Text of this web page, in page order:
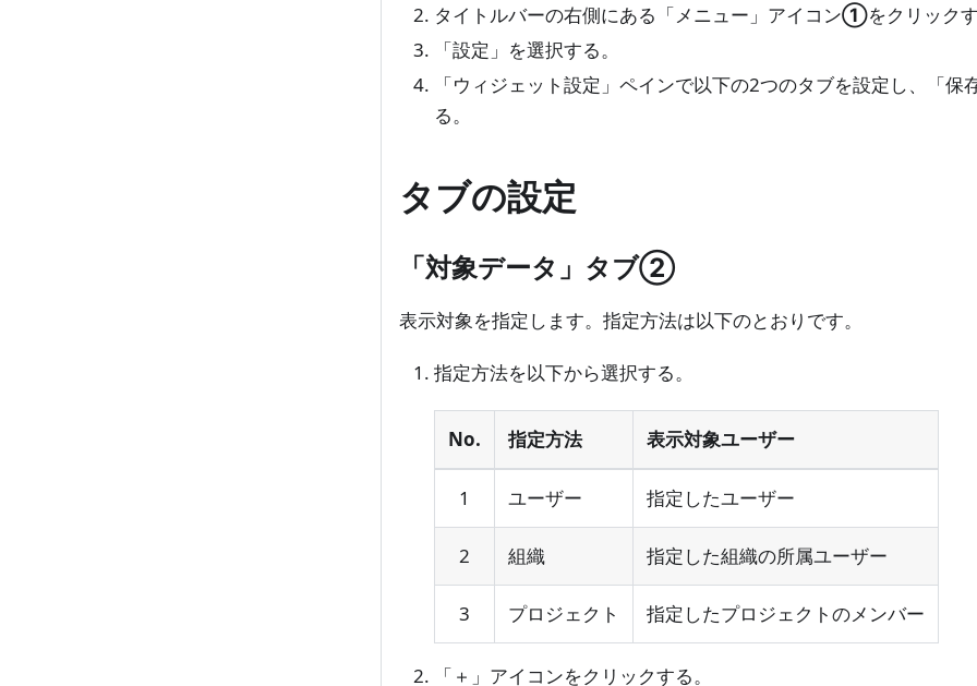
タイトルバーの右側にある「メニュー」アイコン①をクリック
「設定」を選択する。
「ウィジェット設定」ペインで以下の2つのタブを設定し、「保
る。
タブの設定
「対象データ」タブ②
表示対象を指定します。指定方法は以下のとおりです。
指定方法を以下から選択する。
No. 指定方法 表示対象ユーザー
1 ユーザー 指定したユーザー
2 組織 指定した組織の所属ユーザー
3 プロジェクト 指定したプロジェクトのメンバー
「＋」アイコンをクリックする。